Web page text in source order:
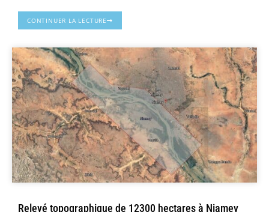
CONTINUER LA LECTURE
Relevé topographique de 12300 hectares à Niamey